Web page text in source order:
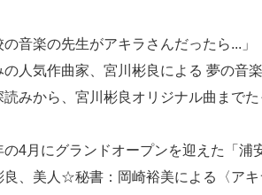
の音楽の先生がアキラさんだったら...
人気作曲家、宮川彬良による 夢の音楽
みから、宮川彬良オリジナル曲までた
4月にグランドオープンを迎えた「浦
良、美人☆秘書：岡崎裕美による〈ア